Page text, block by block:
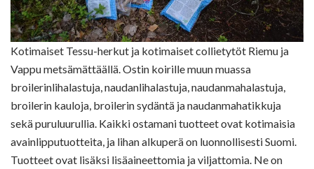
Kotimaiset Tessu-herkut ja kotimaiset collietytöt Riemu ja
Vappu metsämättäällä. Ostin koirille muun muassa
broilerinlihalastuja, naudanlihalastuja, naudanmahalastuja,
broilerin kauloja, broilerin sydäntä ja naudanmahatikkuja
sekä puruluurullia. Kaikki ostamani tuotteet ovat kotimaisia
avainlipputuotteita, ja lihan alkuperä on luonnollisesti Suomi.
Tuotteet ovat lisäksi lisäaineettomia ja viljattomia. Ne on